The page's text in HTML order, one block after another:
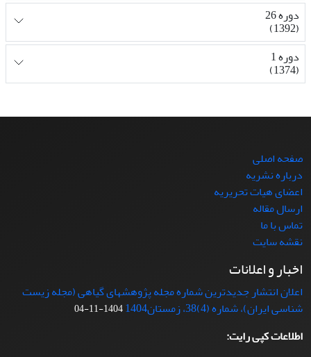
دوره 26
(1392)
دوره 1
(1374)
صفحه اصلی
درباره نشریه
اعضای هیات تحریریه
ارسال مقاله
تماس با ما
نقشه سایت
اخبار و اعلانات
اعلان انتشار جدیدترین شماره مجله پژوهشهای گیاهی (مجله زیست
شناسی ایران)، شماره (4)38، زمستان1404
1404-11-04
اطلاعات کپی رایت: